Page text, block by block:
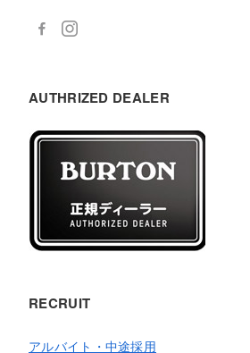
AUTHRIZED DEALER
RECRUIT
アルバイト・中途採用